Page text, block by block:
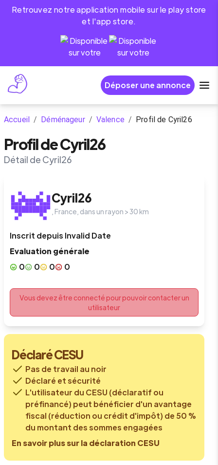
Retrouvez notre application mobile sur le play store
et l'app store.
Déposer une annonce
Accueil / Déménageur / Valence / Profil de Cyril26
Profil de Cyril26
Détail de Cyril26
Cyril26
France , dans un rayon > 30 km
Inscrit depuis Invalid Date
Evaluation générale
0
0 0 0
Vous devez être connecté pour pouvoir contacter un
utilisateur
Déclaré CESU
Pas de travail au noir
Déclaré et sécurité
L'utilisateur du CESU (déclaratif ou
préfinancé) peut bénéficier d'un avantage
fiscal (réduction ou crédit d'impôt) de 50 %
du montant des sommes engagées
En savoir plus sur la déclaration CESU